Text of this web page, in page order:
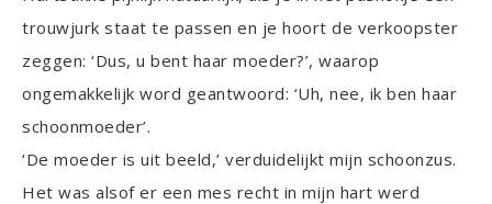
trouwjurk staat te passen en je hoort de verkoopster
zeggen: ‘Dus, u bent haar moeder?’, waarop
ongemakkelijk word geantwoord: ‘Uh, nee, ik ben haar
schoonmoeder’.
‘De moeder is uit beeld,’ verduidelijkt mijn schoonzus.
Het was alsof er een mes recht in mijn hart werd